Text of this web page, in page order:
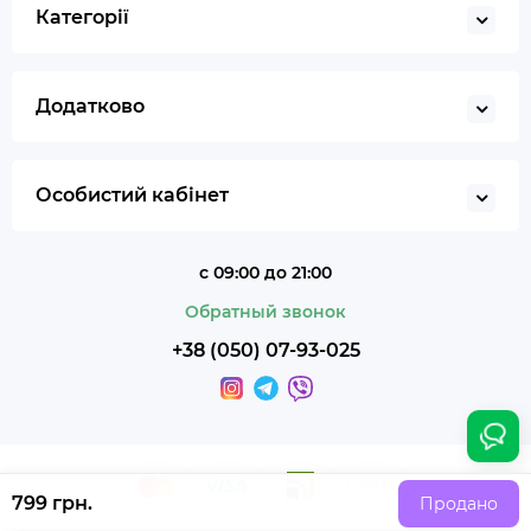
799 грн. Продано
Категорії
Додатково
Особистий кабінет
с 09:00 до 21:00
Обратный звонок
+38 (050) 07-93-025